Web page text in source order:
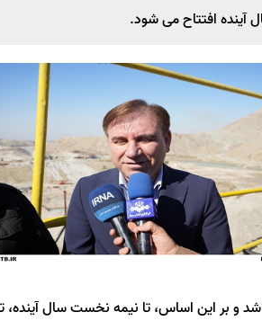
آینده افتتاح می شود.
پیشرفت فیزیکی داشته باشد و بر این اساس، تا نیمه نخست سال